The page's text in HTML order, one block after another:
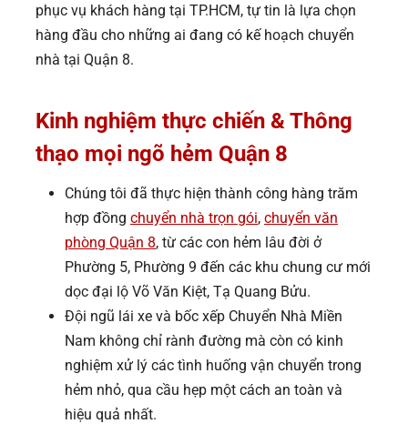
phục vụ khách hàng tại TP.HCM, tự tin là lựa chọn
hàng đầu cho những ai đang có kế hoạch chuyển
nhà tại Quận 8.
Kinh nghiệm thực chiến & Thông
thạo mọi ngõ hẻm Quận 8
Chúng tôi đã thực hiện thành công hàng trăm
hợp đồng chuyển nhà trọn gói, chuyển văn
phòng Quận 8, từ các con hẻm lâu đời ở
Phường 5, Phường 9 đến các khu chung cư mới
dọc đại lộ Võ Văn Kiệt, Tạ Quang Bửu.
Đội ngũ lái xe và bốc xếp Chuyển Nhà Miền
Nam không chỉ rành đường mà còn có kinh
nghiệm xử lý các tình huống vận chuyển trong
hẻm nhỏ, qua cầu hẹp một cách an toàn và
hiệu quả nhất.